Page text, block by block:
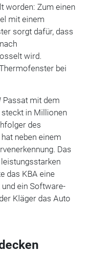
worden: Zum einen
mit einem
sorgt dafür, dass
wird.
bei
Passat mit dem
in Millionen
des
neben einem
Das
das KBA eine
ein Software-
Kläger das Auto